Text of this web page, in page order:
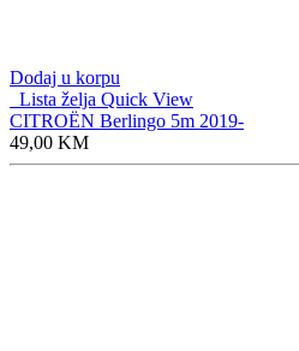
Dodaj u korpu
Lista želja Quick View
CITROËN Berlingo 5m 2019-
49,00 KM